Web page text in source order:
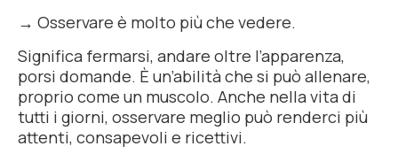
→ Osservare è molto più che vedere.
Significa fermarsi, andare oltre l’apparenza,
porsi domande. È un’abilità che si può allenare,
proprio come un muscolo. Anche nella vita di
tutti i giorni, osservare meglio può renderci più
attenti, consapevoli e ricettivi.